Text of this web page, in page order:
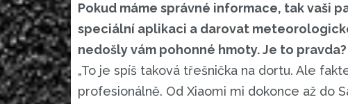
Pokud máme správné informace, tak vaši
speciální aplikaci a darovat
nedošly vám pohonné hmoty. Je to pravda?
„To je spíš taková třešnička na dortu. Ale
profesionálně. Od Xiaomi mi dokonce až do